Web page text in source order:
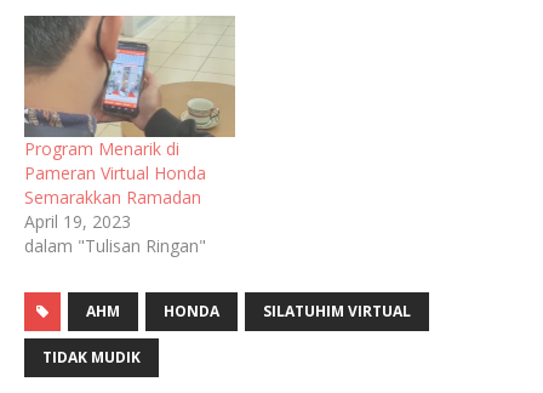
Program Menarik di
Pameran Virtual Honda
Semarakkan Ramadan
April 19, 2023
dalam "Tulisan Ringan"
AHM HONDA SILATUHIM VIRTUAL
TIDAK MUDIK